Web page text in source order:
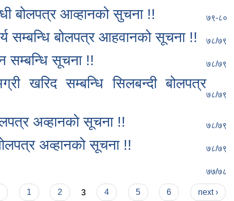
बोलपत्र आव्हानको सुचना !! ७९-८०
सम्बन्धि बोलपत्र आहवानको सूचना !! ७८/७९
सम्बन्धि सूचना !! ७८/७९
खरिद सम्बन्धि सिलबन्दी बोलपत्र
७८/७९
अव्हानको सूचना !! ७८/७९
अव्हानको सूचना !! ७८/७९
७७/७८
1 2 3 4 5 6 next ›